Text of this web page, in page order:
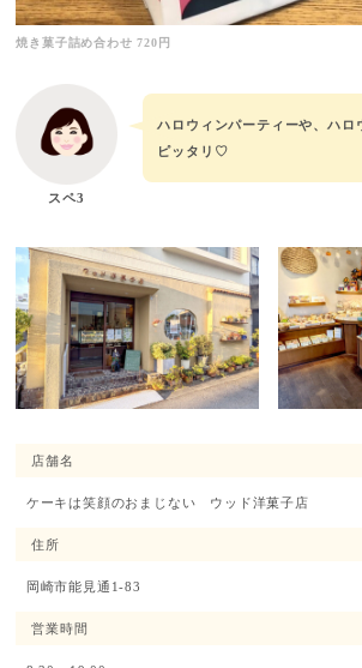
焼き菓子詰め合わせ 720円
スペ3
ハロウィンパーティーや、ハロ
ピッタリ♡
店舗名
ケーキは笑顔のおまじない ウッド洋菓子店
住所
岡崎市能見通1-83
営業時間